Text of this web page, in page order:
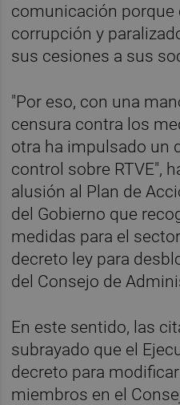
comunicación porque
corrupción y
sus cesiones a sus
"Por eso, con una
censura contra los
otra ha impulsado un
control sobre RTVE",
alusión al Plan de
del Gobierno que
medidas para el
decreto ley para
del Consejo de
En este sentido, las
subrayado que el
decreto para
miembros en el